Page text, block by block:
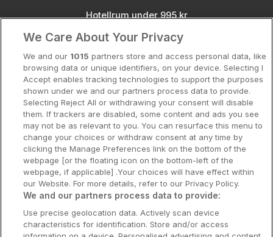
Hotellrum under 995 kr
Spahotell
Sydsverige
Om Hotellpremien
Nya hotell
Stadsweekend
Booking Enquiries:info@hotellpremien.se
Hotellsupport:scandinavian@digibreaks.com
We Care About Your Privacy
We and our 1015 partners store and access personal data, like
browsing data or unique identifiers, on your device. Selecting I
Accept enables tracking technologies to support the purposes
shown under we and our partners process data to provide.
Selecting Reject All or withdrawing your consent will disable
them. If trackers are disabled, some content and ads you see
may not be as relevant to you. You can resurface this menu to
change your choices or withdraw consent at any time by
clicking the Manage Preferences link on the bottom of the
webpage [or the floating icon on the bottom-left of the
webpage, if applicable] .Your choices will have effect within
our Website. For more details, refer to our Privacy Policy.
We and our partners process data to provide:
Use precise geolocation data. Actively scan device
characteristics for identification. Store and/or access